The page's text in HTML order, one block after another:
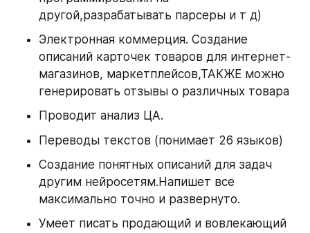
другой,разрабатывать парсеры и т д)
Электронная коммерция. Создание
описаний карточек товаров для интернет-
магазинов, маркетплейсов,ТАКЖЕ можно
генерировать отзывы о различных товара
Проводит анализ ЦА.
Переводы текстов (понимает 26 языков)
Создание понятных описаний для задач
другим нейросетям.Напишет все
максимально точно и развернуто.
Умеет писать продающий и вовлекающий